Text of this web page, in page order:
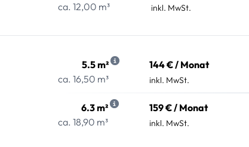
ca. 12,00 m³
inkl. MwSt.
5.5 m²
ca. 16,50 m³
144 € / Monat
inkl. MwSt.
6.3 m²
ca. 18,90 m³
159 € / Monat
inkl. MwSt.